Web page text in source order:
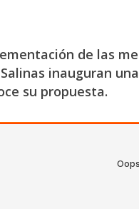
de las
inauguran
su propuesta.